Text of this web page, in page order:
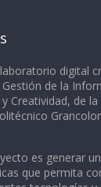
digital
de la
Creatividad, de
es generar
que permita